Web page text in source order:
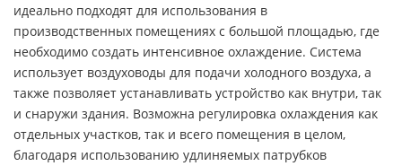
идеально подходят для использования в
производственных помещениях с большой площадью, где
необходимо создать интенсивное охлаждение. Система
использует воздуховоды для подачи холодного воздуха, а
также позволяет устанавливать устройство как внутри, так
и снаружи здания. Возможна регулировка охлаждения как
отдельных участков, так и всего помещения в целом,
благодаря использованию удлиняемых патрубков